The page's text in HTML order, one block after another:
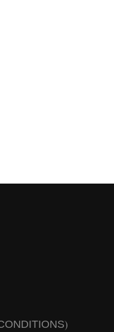
CONDITIONS)